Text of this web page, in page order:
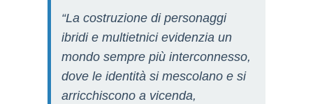
“La costruzione di personaggi
ibridi e multietnici evidenzia un
mondo sempre più interconnesso,
dove le identità si mescolano e si
arricchiscono a vicenda,